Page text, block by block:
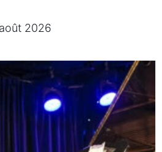
août 2026